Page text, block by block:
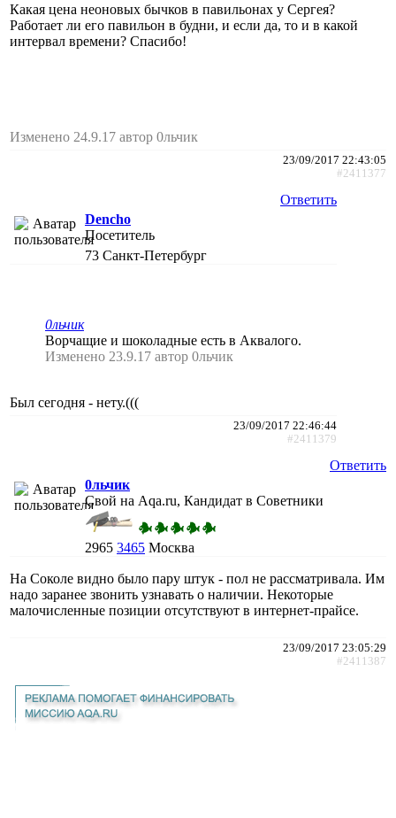
Какая цена неоновых бычков в павильонах у Сергея?
Работает ли его павильон в будни, и если да, то и в какой
интервал времени? Спасибо!
Изменено 24.9.17 автор 0льчик
23/09/2017 22:43:05
#2411377
Ответить
Dencho
Посетитель
73 Санкт-Петербург
0льчик
Ворчащие и шоколадные есть в Аквалого.
Изменено 23.9.17 автор 0льчик
Был сегодня - нету.(((
23/09/2017 22:46:44
#2411379
Ответить
0льчик
Свой на Aqa.ru, Кандидат в Советники
2965 3465 Москва
На Соколе видно было пару штук - пол не рассматривала. Им
надо заранее звонить узнавать о наличии. Некоторые
малочисленные позиции отсутствуют в интернет-прайсе.
23/09/2017 23:05:29
#2411387